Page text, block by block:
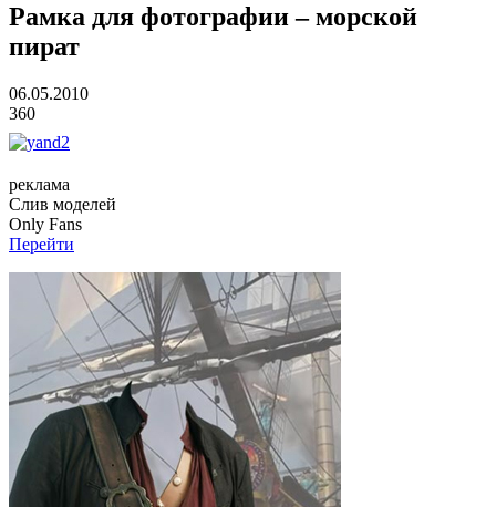
Рамка для фотографии – морской
пират
06.05.2010
360
реклама
Слив моделей
Only Fans
Перейти